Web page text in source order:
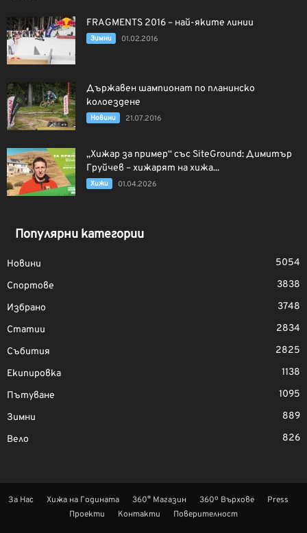
FRAGMENTS 2016 – най-яките линии
Зимни 01.02.2016
Държавен шампионат по планинско
колоездене
Новини 21.07.2016
„Хижар за пример“ със SiteGround: Димитър
Груйчев – хижарят на хижа...
Хижи 01.04.2026
Популярни категории
Новини
5054
Спортове
3838
Избрано
3748
Статии
2834
Събития
2825
Екипировка
1138
Пътуване
1095
Зимни
889
Вело
826
За Нас Хижа на Годината 360° Магазин 360º Върхове
Press
Проекти
Контакти Поверителност